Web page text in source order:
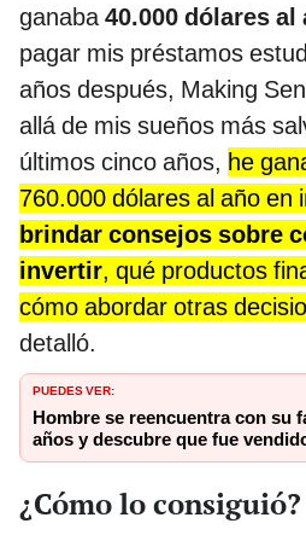
ganaba 40.000 dólares al
pagar mis préstamos
años después, Making
allá de mis sueños más
últimos cinco años, he
760.000 dólares al año en
brindar consejos sobre
invertir, qué productos
cómo abordar otras
detalló.
PUEDES VER:
Hombre se reencuentra con su
años y descubre que fue
¿Cómo lo consiguió?